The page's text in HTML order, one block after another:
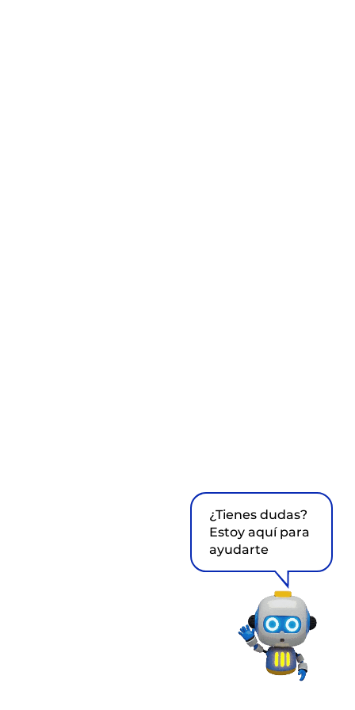
¿Tienes dudas?
Estoy aquí para
ayudarte